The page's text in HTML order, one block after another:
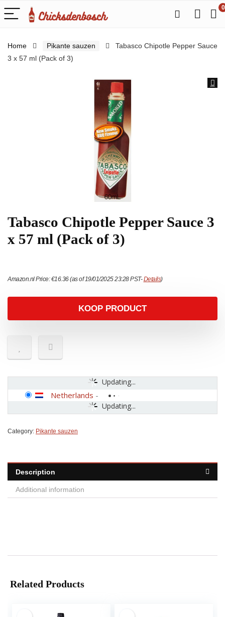
0
Home Pikante sauzen
Tabasco Chipotle Pepper Sauce
3 x 57 ml (Pack of 3)
Tabasco Chipotle Pepper Sauce 3
x 57 ml (Pack of 3)
Amazon.nl Price:€16.36(as of 19/01/2025 23:28 PST-Details)
KOOP PRODUCT
Updating...
Updating...
Netherlands -
Category: Pikante sauzen
Description
Additional information
Related Products